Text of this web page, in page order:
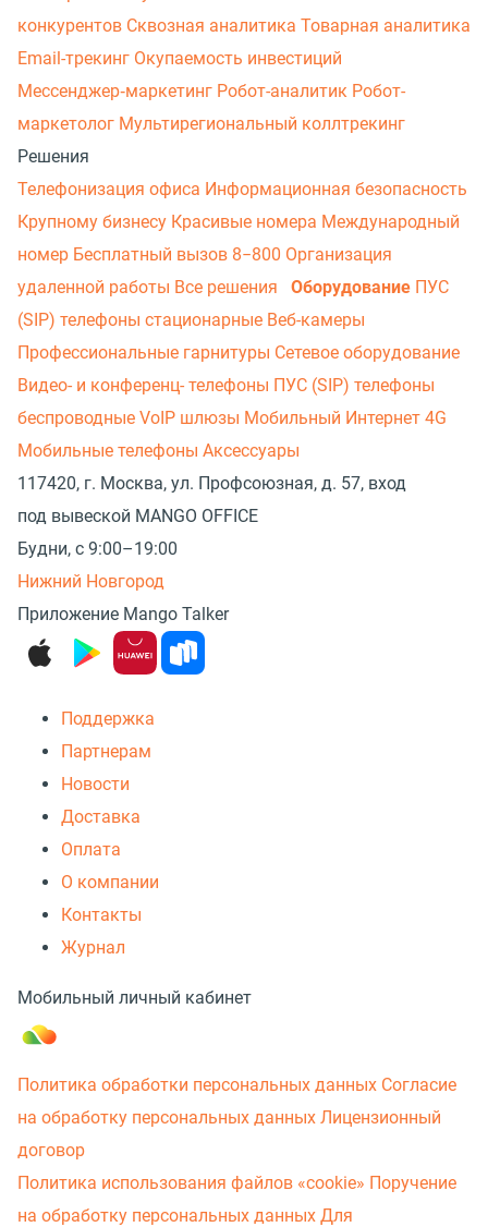
конкурентов Сквозная аналитика Товарная аналитика
Email-трекинг Окупаемость инвестиций
Мессенджер‑маркетинг Робот-аналитик Робот-
маркетолог Мультирегиональный коллтрекинг
Решения
Телефонизация офиса Информационная безопасность
Крупному бизнесу Красивые номера Международный
номер Бесплатный вызов 8−800 Организация
удаленной работы Все решения Оборудование ПУС
(SIP) телефоны стационарные Веб-камеры
Профессиональные гарнитуры Сетевое оборудование
Видео- и конференц- телефоны ПУС (SIP) телефоны
беспроводные VoIP шлюзы Мобильный Интернет 4G
Мобильные телефоны Аксессуары
117420, г. Москва, ул. Профсоюзная, д. 57, вход
под вывеской MANGO OFFICE
Будни, с 9:00–19:00
Нижний Новгород
Приложение Mango Talker
Поддержка
Партнерам
Новости
Доставка
Оплата
О компании
Контакты
Журнал
Мобильный личный кабинет
Политика обработки персональных данных Согласие
на обработку персональных данных Лицензионный
договор
Политика использования файлов «cookie» Поручение
на обработку персональных данных Для